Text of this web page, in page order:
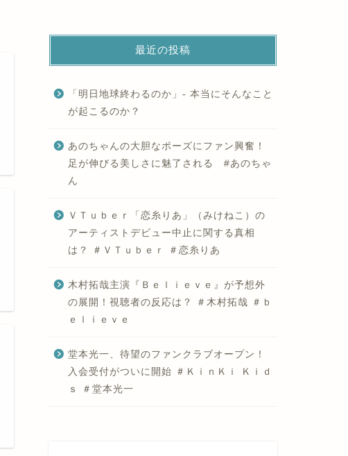
最近の投稿
「明日地球終わるのか」- 本当にそんなこと
が起こるのか？
あのちゃんの大胆なポーズにファン興奮！
足が伸びる美しさに魅了される #あのちゃ
ん
ＶＴｕｂｅｒ「恋糸りあ」（みけねこ）の
アーティストデビュー中止に関する真相
は？ ＃ＶＴｕｂｅｒ ＃恋糸りあ
木村拓哉主演『Ｂｅｌｉｅｖｅ』が予想外
の展開！視聴者の反応は？ ＃木村拓哉 ＃ｂ
ｅｌｉｅｖｅ
堂本光一、待望のファンクラブオープン！
入会受付がついに開始 ＃ＫｉｎＫｉ Ｋｉｄ
ｓ ＃堂本光一